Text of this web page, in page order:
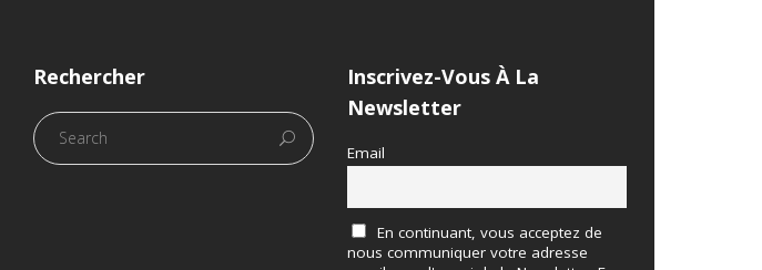
Rechercher
Inscrivez-Vous À La
Newsletter
Email
En continuant, vous acceptez de
nous communiquer votre adresse